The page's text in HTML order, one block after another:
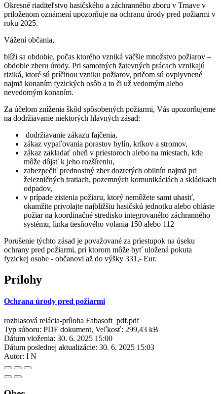
Okresné riaditeľstvo hasičského a záchranného zboru v Trnave v
priloženom oznámení upozorňuje na ochranu úrody pred požiarmi v
roku 2025.
Vážení občania,
blíži sa obdobie, počas ktorého vzniká väčšie množstvo požiarov –
obdobie zberu úrody. Pri samotných žatevných prácach vznikajú
riziká, ktoré sú príčinou vzniku požiarov, pričom sú ovplyvnené
najmä konaním fyzických osôb a to či už vedomým alebo
nevedomým konaním.
Za účelom zníženia škôd spôsobených požiarmi, Vás upozorňujeme
na dodržiavanie niektorých hlavných zásad:
dodržiavanie zákazu fajčenia,
zákaz vypaľovania porastov bylín, kríkov a stromov,
zákaz zakladať oheň v priestoroch alebo na miestach, kde
môže dôjsť k jeho rozšíreniu,
zabezpečiť prednostný zber dozretých obilnín najmä pri
železničných tratiach, pozemných komunikáciách a skládkach
odpadov,
v prípade zistenia požiaru, ktorý nemôžete sami uhasiť,
okamžite privolajte najbližšiu hasičskú jednotku alebo ohláste
požiar na koordinačné stredisko integrovaného záchranného
systému, linka tiesňového volania 150 alebo 112
Porušenie týchto zásad je považované za priestupok na úseku
ochrany pred požiarmi, pri ktorom môže byť uložená pokuta
fyzickej osobe - občanovi až do výšky 331,- Eur.
Prílohy
Ochrana úrody pred požiarmi
rozhlasová relácia-príloha Fabasoft_pdf.pdf
Typ súboru: PDF dokument, Veľkosť: 299,43 kB
Dátum vloženia: 30. 6. 2025 15:00
Dátum poslednej aktualizácie: 30. 6. 2025 15:03
Autor: I N